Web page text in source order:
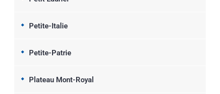
Petite-Italie
Petite-Patrie
Plateau Mont-Royal